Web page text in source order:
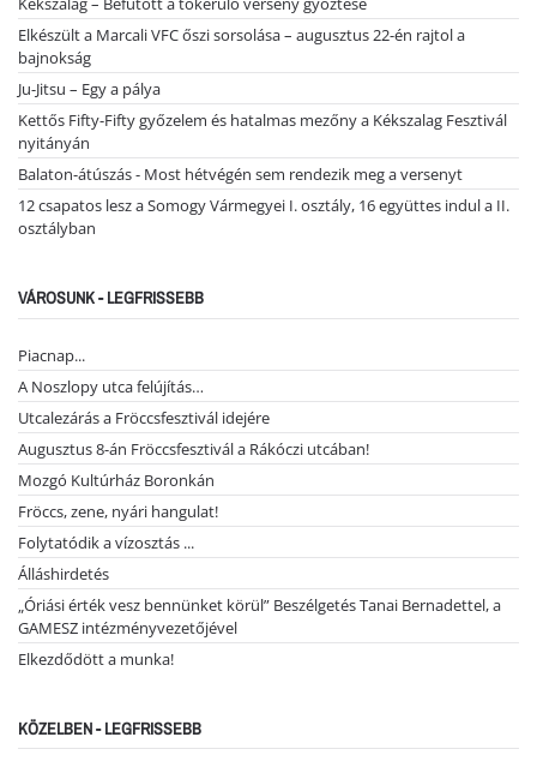
Elkészült a Marcali VFC őszi sorsolása – augusztus 22-én rajtol a
bajnokság
Ju-Jitsu – Egy a pálya
Kettős Fifty-Fifty győzelem és hatalmas mezőny a Kékszalag Fesztivál
nyitányán
Balaton-átúszás - Most hétvégén sem rendezik meg a versenyt
12 csapatos lesz a Somogy Vármegyei I. osztály, 16 együttes indul a II.
osztályban
VÁROSUNK - LEGFRISSEBB
Piacnap...
A Noszlopy utca felújítás…
Utcalezárás a Fröccsfesztivál idejére
Augusztus 8-án Fröccsfesztivál a Rákóczi utcában!
Mozgó Kultúrház Boronkán
Fröccs, zene, nyári hangulat!
Folytatódik a vízosztás ...
Álláshirdetés
„Óriási érték vesz bennünket körül” Beszélgetés Tanai Bernadettel, a
GAMESZ intézményvezetőjével
Elkezdődött a munka!
KÖZELBEN - LEGFRISSEBB